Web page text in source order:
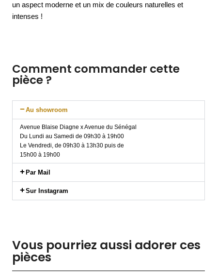
un aspect moderne et un mix de couleurs naturelles et
intenses !
Comment commander cette
pièce ?
Au showroom
Avenue Blaise Diagne x Avenue du Sénégal
Du Lundi au Samedi de 09h30 à 19h00
Le Vendredi, de 09h30 à 13h30 puis de
15h00 à 19h00
Par Mail
Sur Instagram
Vous pourriez aussi adorer ces
pièces